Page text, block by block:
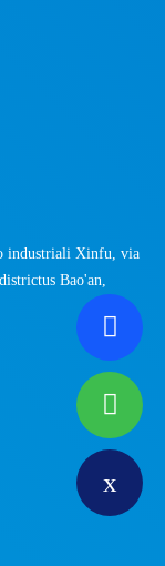
industriali Xinfu, via
Bao'an,